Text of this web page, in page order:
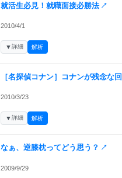
就活生必見！就職面接必勝法 ↗
2010/4/1
▼詳細 解析
［名探偵コナン］コナンが残念な回
2010/3/23
▼詳細 解析
なぁ、逆膝枕ってどう思う？ ↗
2009/9/29